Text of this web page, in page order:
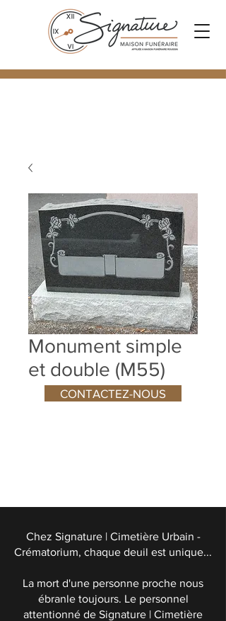
Monument simple
et double (M55)
CONTACTEZ-NOUS
Chez Signature | Cimetière Urbain -
Crématorium, chaque deuil est unique...
La mort d'une personne proche nous
ébranle toujours. Le personnel
attentionné de Signature | Cimetière